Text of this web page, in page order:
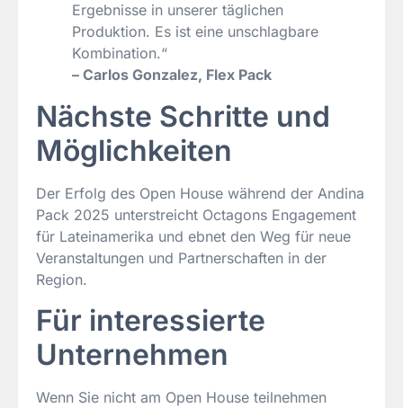
Ergebnisse in unserer täglichen
Produktion. Es ist eine unschlagbare
Kombination.“
– Carlos Gonzalez, Flex Pack
Nächste Schritte und
Möglichkeiten
Der Erfolg des Open House während der Andina
Pack 2025 unterstreicht Octagons Engagement
für Lateinamerika und ebnet den Weg für neue
Veranstaltungen und Partnerschaften in der
Region.
Für interessierte
Unternehmen
Wenn Sie nicht am Open House teilnehmen